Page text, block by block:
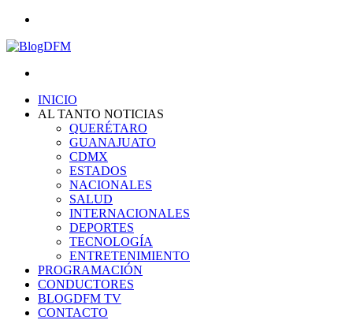
INICIO
AL TANTO NOTICIAS
QUERÉTARO
GUANAJUATO
CDMX
ESTADOS
NACIONALES
SALUD
INTERNACIONALES
DEPORTES
TECNOLOGÍA
ENTRETENIMIENTO
PROGRAMACIÓN
CONDUCTORES
BLOGDFM TV
CONTACTO